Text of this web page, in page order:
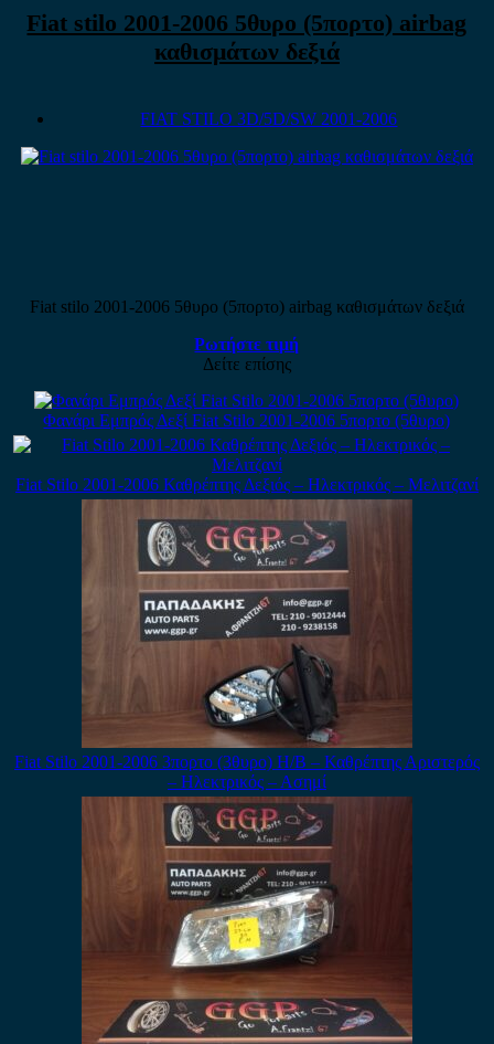
Fiat stilo 2001-2006 5θυρο (5πορτο) airbag
καθισμάτων δεξιά
FIAT STILO 3D/5D/SW 2001-2006
Fiat stilo 2001-2006 5θυρο (5πορτο) airbag καθισμάτων δεξιά
Ρωτήστε τιμή
Δείτε επίσης
Φανάρι Εμπρός Δεξί Fiat Stilo 2001-2006 5πορτο (5θυρο)
Fiat Stilo 2001-2006 Καθρέπτης Δεξιός – Ηλεκτρικός – Μελιτζανί
Fiat Stilo 2001-2006 3πορτο (3θυρο) H/B – Καθρέπτης Αριστερός
– Ηλεκτρικός – Ασημί